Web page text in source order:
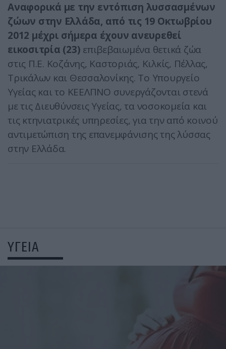
Αναφορικά με την εντόπιση λυσσασμένων
ζώων στην Ελλάδα, από τις 19 Οκτωβρίου
2012 μέχρι σήμερα έχουν ανευρεθεί
εικοσιτρία (23) επιβεβαιωμένα θετικά ζώα
στις Π.Ε. Κοζάνης, Καστοριάς, Κιλκίς, Πέλλας,
Τρικάλων και Θεσσαλονίκης. Το Υπουργείο
Υγείας και το ΚΕΕΛΠΝΟ συνεργάζονται στενά
με τις Διευθύνσεις Υγείας, τα νοσοκομεία και
τις κτηνιατρικές υπηρεσίες, για την από κοινού
αντιμετώπιση της επανεμφάνισης της λύσσας
στην Ελλάδα.
ΥΓΕΙΑ